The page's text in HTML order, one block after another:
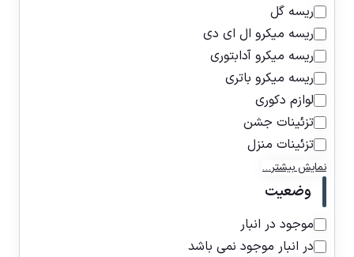
ریسه گل
ریسه میکرو ال ای دی
ریسه میکرو آدابتوری
ریسه میکرو باتری
لوازم دکوری
تزئینات جشن
تزئینات منزل
نمایش بیشتر…
وضعیت
موجود در انبار
در انبار موجود نمی باشد